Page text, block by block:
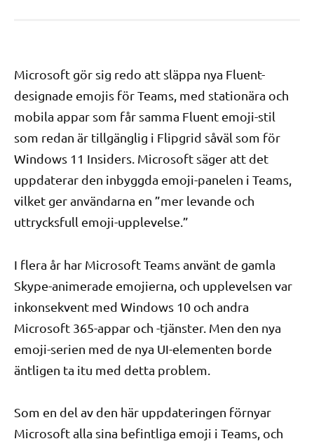
Microsoft gör sig redo att släppa nya Fluent-
designade emojis för Teams, med stationära och
mobila appar som får samma Fluent emoji-stil
som redan är tillgänglig i Flipgrid såväl som för
Windows 11 Insiders. Microsoft säger att det
uppdaterar den inbyggda emoji-panelen i Teams,
vilket ger användarna en ”mer levande och
uttrycksfull emoji-upplevelse.”
I flera år har Microsoft Teams använt de gamla
Skype-animerade emojierna, och upplevelsen var
inkonsekvent med Windows 10 och andra
Microsoft 365-appar och -tjänster. Men den nya
emoji-serien med de nya UI-elementen borde
äntligen ta itu med detta problem.
Som en del av den här uppdateringen förnyar
Microsoft alla sina befintliga emoji i Teams, och